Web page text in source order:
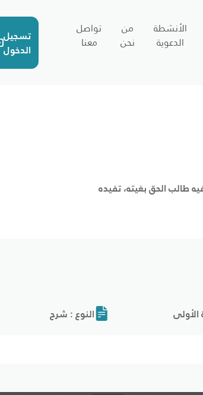
الأنشطة
الدعوية
من
نحن
تواصل
معنا
تسجيل
الدخول
طالب الحق بغيته، تفيده
النوع : شرح